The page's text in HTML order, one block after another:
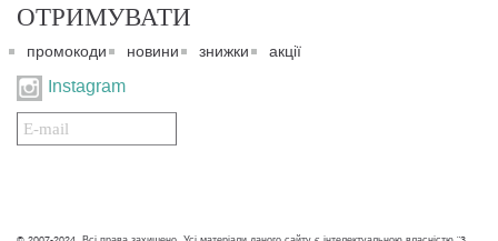
ОТРИМУВАТИ
промокоди новини знижки акції
Instagram
Подписаться
на